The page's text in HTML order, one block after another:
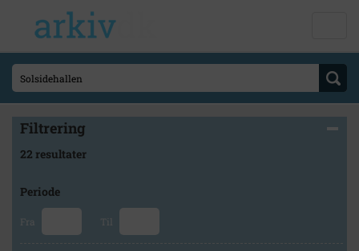
Filtrering
22 resultater
Periode
Fra Til